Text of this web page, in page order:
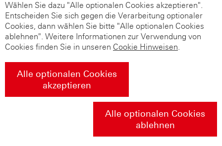
Wählen Sie dazu "Alle optionalen Cookies akzeptieren".
Entscheiden Sie sich gegen die Verarbeitung optionaler
Cookies, dann wählen Sie bitte "Alle optionalen Cookies
ablehnen". Weitere Informationen zur Verwendung von
Cookies finden Sie in unseren Cookie Hinweisen.
Alle optionalen Cookies
akzeptieren
Alle optionalen Cookies
ablehnen